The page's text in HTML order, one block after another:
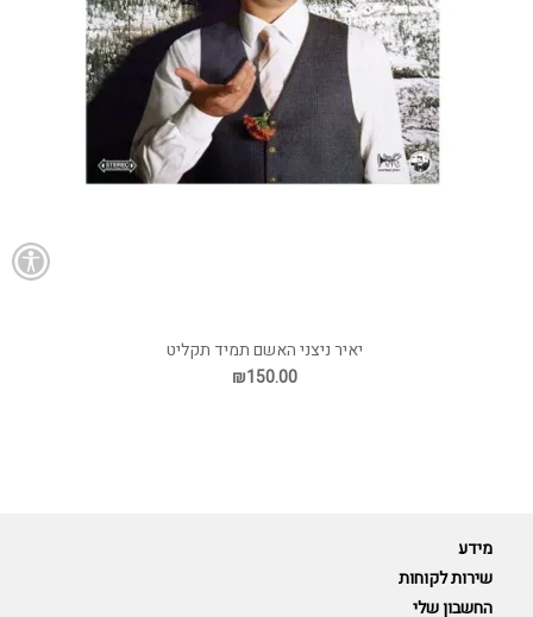
יאיר ניצני האשם תמיד תקליט
₪150.00
מידע
שירות לקוחות
החשבון שלי